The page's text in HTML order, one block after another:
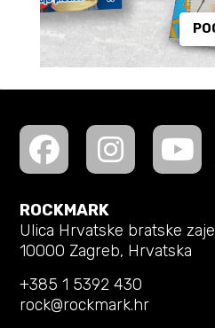
ROCKMARK
Ulica Hrvatske bratske
10000 Zagreb, Hrvatska
+385 1 5392 430
rock@rockmark.hr